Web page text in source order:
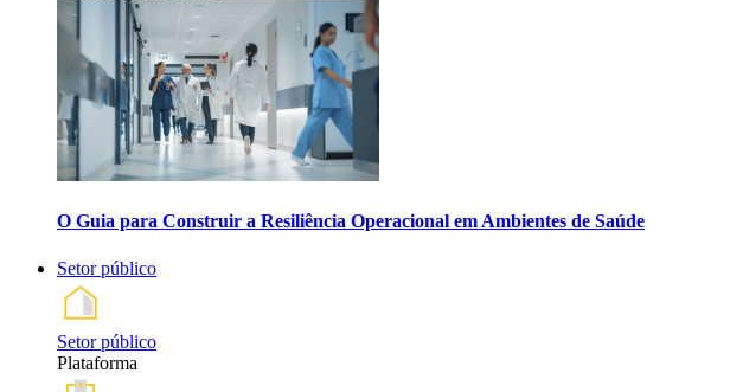
O Guia para Construir a Resiliência Operacional em Ambientes de Saúde
Setor público
Setor público
Plataforma